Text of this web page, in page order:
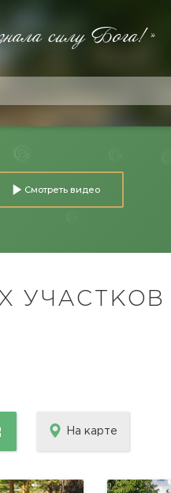
силу Бога!»
Смотреть видео
УЧАСТКОВ
На карте